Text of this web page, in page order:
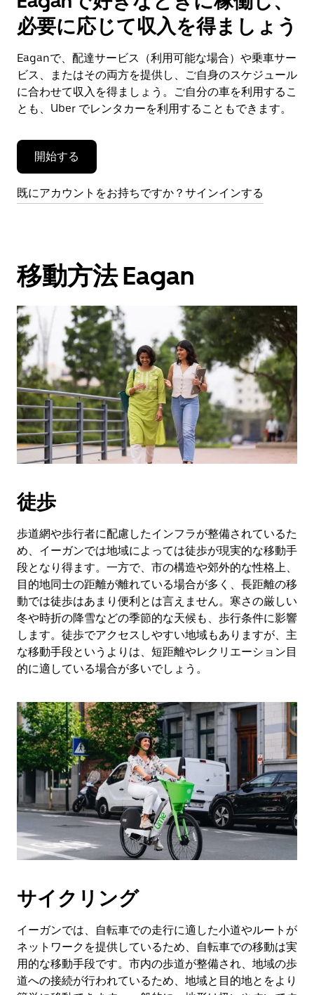
で
カ
ン
ダ
ー
を
閉
ま
す。
必要に応じて収入を得ましょう
Eaganで、配達サービス（利用可能な場合）や乗車サー
ビス、またはその両方を提供し、ご自身のスケジュール
に合わせて収入を得ましょう。ご自分の車を利用するこ
とも、Uber でレンタカーを利用することもできます。
開始する
既にアカウントをお持ちですか？サインインする
移動方法 Eagan
徒歩
歩道網や歩行者に配慮したインフラが整備されているた
め、イーガンでは地域によっては徒歩が現実的な移動手
段となり得ます。一方で、市の構造や郊外的な性格上、
目的地同士の距離が離れている場合が多く、長距離の移
動では徒歩はあまり便利とは言えません。寒さの厳しい
冬や時折の降雪などの季節的な天候も、歩行条件に影響
します。徒歩でアクセスしやすい地域もありますが、主
な移動手段というよりは、短距離やレクリエーション目
的に適している場合が多いでしょう。
サイクリング
イーガンでは、自転車での走行に適した小道やルートが
ネットワークを提供しているため、自転車での移動は実
用的な移動手段です。市内の歩道が整備され、地域の歩
道への接続が行われているため、地域と目的地とをより